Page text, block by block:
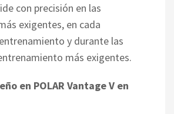
con precisión en las
exigentes, en cada
y durante las
más exigentes.
en POLAR Vantage V en